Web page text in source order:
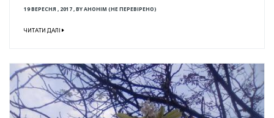
19 ВЕРЕСНЯ , 2017,BYАНОНІМ (НЕ ПЕРЕВІРЕНО)
ЧИТАТИ ДАЛІ